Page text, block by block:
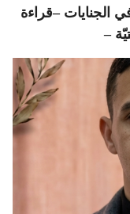
الجنايات –قراءة
–